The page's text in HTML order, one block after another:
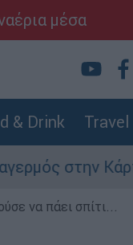
μέσα
& Drink Travel
Κάρπαθο:
να πάει σπίτι...